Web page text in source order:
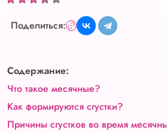
Поделиться:
Содержание:
Что такое месячные?
Как формируются сгустки?
Причины сгустков во время